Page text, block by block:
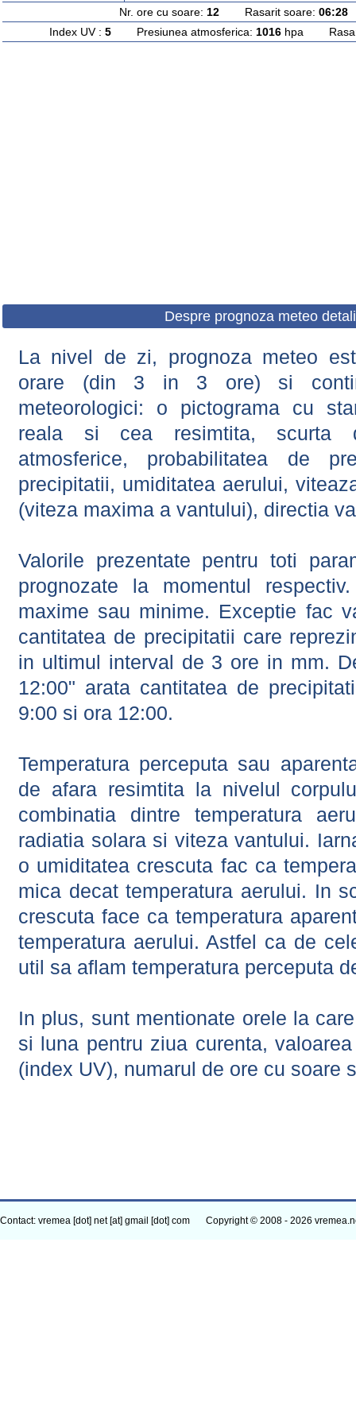
Nr. ore cu soare: 12Rasarit soare: 06:28
Index UV : 5Presiunea atmosferica: 1016hpa
Despre prognoza meteo
La nivel de zi, prognoza meteo
orare (din 3 in 3 ore) si
meteorologici: o pictograma cu
reala si cea resimtita, scurta
atmosferice, probabilitatea de
precipitatii, umiditatea aerului,
(viteza maxima a vantului), directia
Valorile prezentate pentru toti
prognozate la momentul
maxime sau minime. Exceptie fac
cantitatea de precipitatii care
in ultimul interval de 3 ore in mm.
12:00" arata cantitatea de
9:00 si ora 12:00.
Temperatura perceputa sau
de afara resimtita la nivelul
combinatia dintre temperatura
radiatia solara si viteza vantului.
o umiditatea crescuta fac ca
mica decat temperatura aerului. In
crescuta face ca temperatura
temperatura aerului. Astfel ca de
util sa aflam temperatura perceputa
In plus, sunt mentionate orele la
si luna pentru ziua curenta,
(index UV), numarul de ore cu soare
Contact: vremea [dot] net [at] gmail [dot] com Copyright © 2008 - 2026